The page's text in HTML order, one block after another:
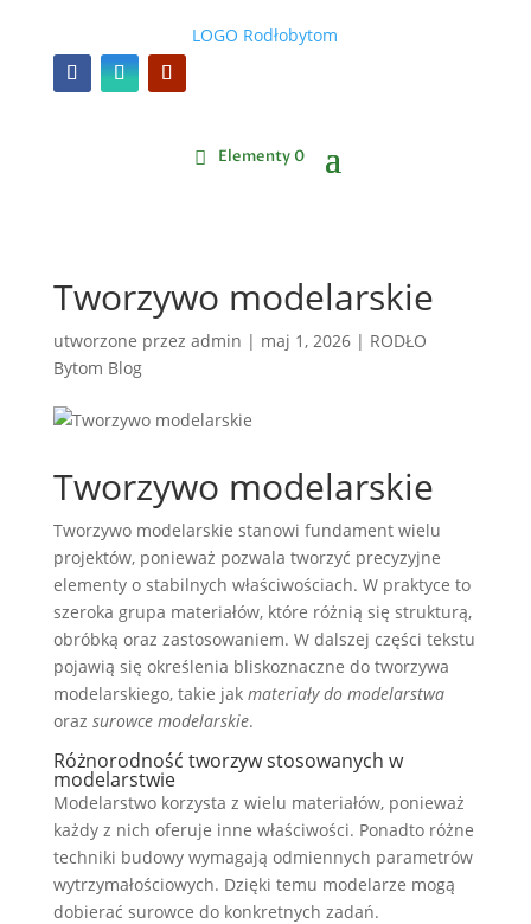
Elementy 0
Tworzywo modelarskie
utworzone przez admin | maj 1, 2026| RODŁO
Bytom Blog
Tworzywo modelarskie
Tworzywo modelarskie stanowi fundament wielu
projektów, ponieważ pozwala tworzyć precyzyjne
elementy o stabilnych właściwościach. W praktyce to
szeroka grupa materiałów, które różnią się strukturą,
obróbką oraz zastosowaniem. W dalszej części tekstu
pojawią się określenia bliskoznaczne do tworzywa
modelarskiego, takie jak materiały do modelarstwa
oraz surowce modelarskie.
Różnorodność tworzyw stosowanych w
modelarstwie
Modelarstwo korzysta z wielu materiałów, ponieważ
każdy z nich oferuje inne właściwości. Ponadto różne
techniki budowy wymagają odmiennych parametrów
wytrzymałościowych. Dzięki temu modelarze mogą
dobierać surowce do konkretnych zadań.